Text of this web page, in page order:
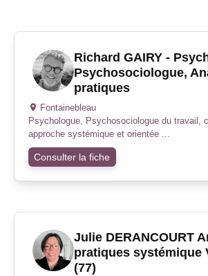
Richard GAIRY -
Psychosociologue,
pratiques
Fontainebleau
Psychologue, Psychosociologue du travail,
approche systémique et orientée ...
Consulter la fiche
Julie DERANCOURT
pratiques systémique
(77)